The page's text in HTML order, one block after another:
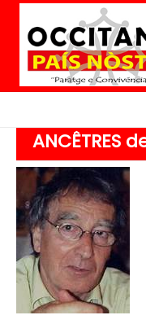
Aller
contenu
ANCÊTRES